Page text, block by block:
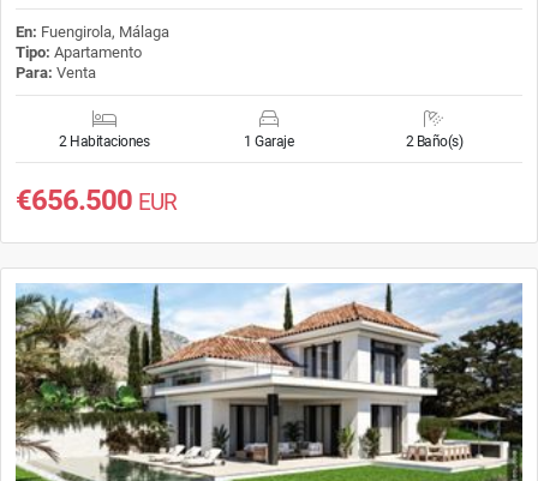
En: Fuengirola, Málaga
Tipo: Apartamento
Para: Venta
2 Habitaciones 1 Garaje 2 Baño(s)
€656.500 EUR